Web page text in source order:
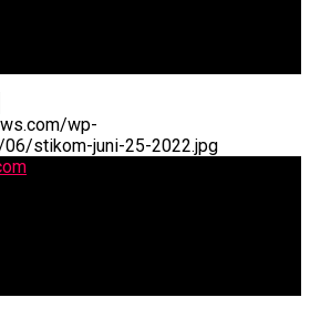
wp-
stikom-juni-25-2022.jpg